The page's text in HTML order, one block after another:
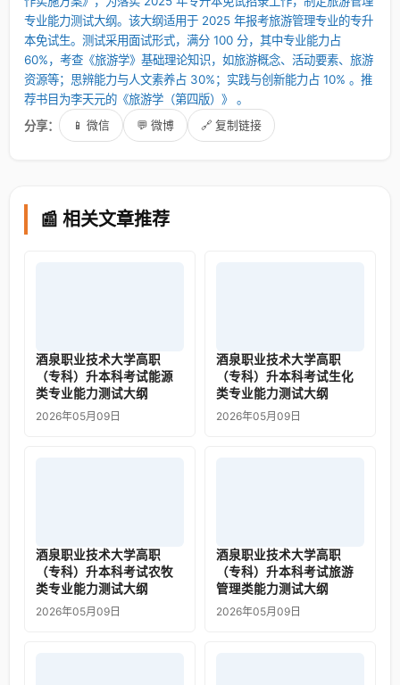
专业能力测试大纲。该大纲适用于 2025 年报考旅游管理专业的专升
本免试生。测试采用面试形式，满分 100 分，其中专业能力占
60%，考查《旅游学》基础理论知识，如旅游概念、活动要素、旅游
资源等；思辨能力与人文素养占 30%；实践与创新能力占 10% 。推
荐书目为李天元的《旅游学（第四版）》 。
分享：
📱 微信 💬 微博 🔗 复制链接
📰 相关文章推荐
酒泉职业技术大学高职
（专科）升本科考试能源
类专业能力测试大纲
2026年05月09日
酒泉职业技术大学高职
（专科）升本科考试生化
类专业能力测试大纲
2026年05月09日
酒泉职业技术大学高职
（专科）升本科考试农牧
类专业能力测试大纲
2026年05月09日
酒泉职业技术大学高职
（专科）升本科考试旅游
管理类能力测试大纲
2026年05月09日